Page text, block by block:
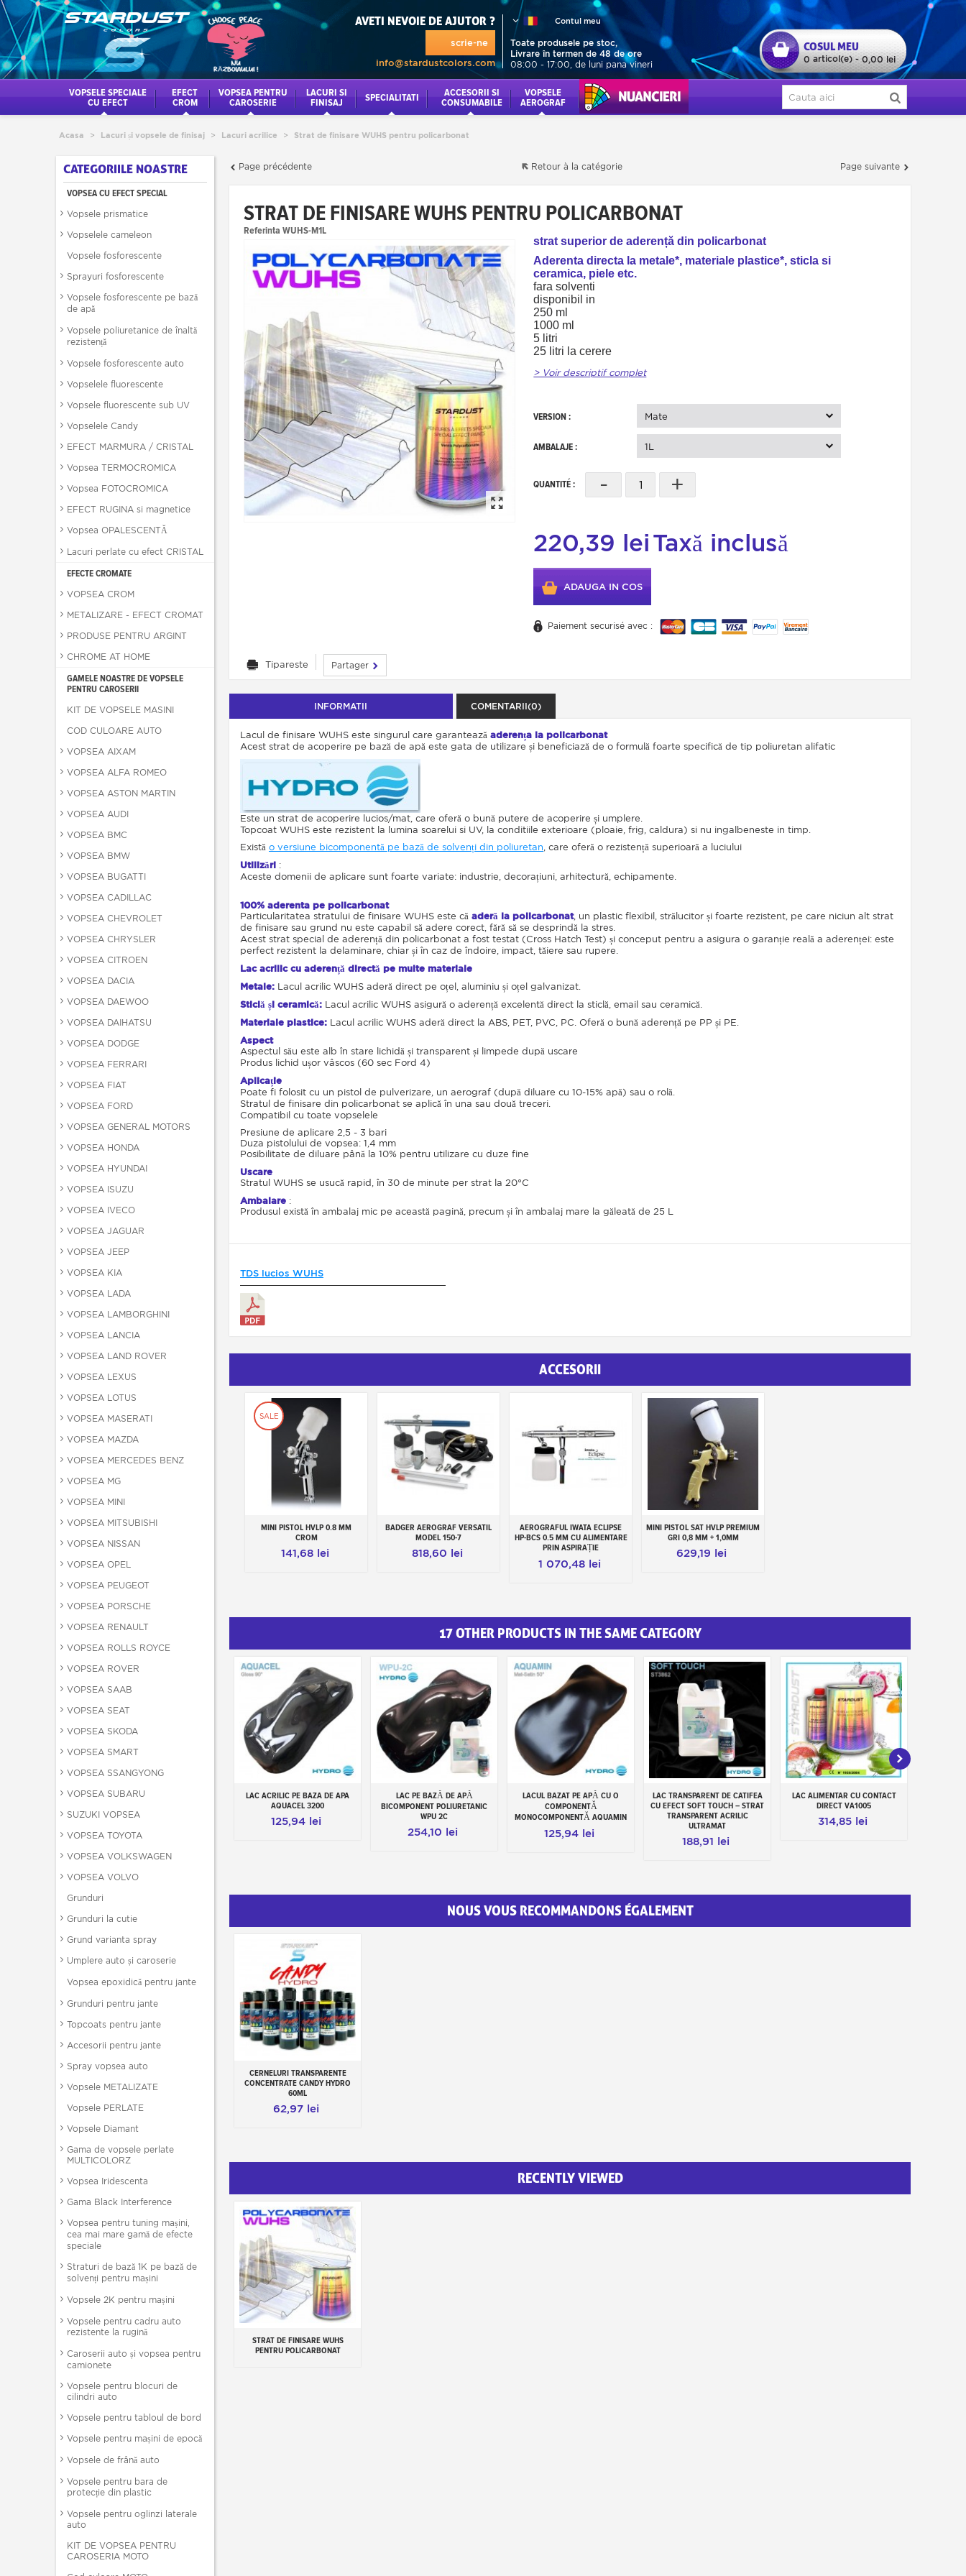
COSUL MEU
0 articol(e) - 0,00 lei
AVETI NEVOIE DE AJUTOR ?
scrie-ne
info@stardustcolors.com
Contul meu
Toate produsele pe stoc,
Livrare în termen de 48 de ore
08:00 - 17:00, de luni pana vineri
VOPSELE SPECIALE
CU EFECT
EFECT
CROM
VOPSEA PENTRU
CAROSERIE
LACURI SI
FINISAJ
SPECIALITATI
ACCESORII SI
CONSUMABILE
VOPSELE
AEROGRAF
NUANCIERI
Acasa > Lacuri și vopsele de finisaj > Lacuri acrilice > Strat de finisare WUHS pentru policarbonat
CATEGORIILE NOASTRE
VOPSEA CU EFECT SPECIAL
Vopsele prismatice
Vopselele cameleon
Vopsele fosforescente
Sprayuri fosforescente
Vopsele fosforescente pe bază
de apă
Vopsele poliuretanice de înaltă
rezistență
Vopsele fosforescente auto
Vopselele fluorescente
Vopsele fluorescente sub UV
Vopselele Candy
EFECT MARMURA / CRISTAL
Vopsea TERMOCROMICA
Vopsea FOTOCROMICA
EFECT RUGINA si magnetice
Vopsea OPALESCENTĂ
Lacuri perlate cu efect CRISTAL
EFECTE CROMATE
VOPSEA CROM
METALIZARE - EFECT CROMAT
PRODUSE PENTRU ARGINT
CHROME AT HOME
GAMELE NOASTRE DE VOPSELE
PENTRU CAROSERII
KIT DE VOPSELE MASINI
COD CULOARE AUTO
VOPSEA AIXAM
VOPSEA ALFA ROMEO
VOPSEA ASTON MARTIN
VOPSEA AUDI
VOPSEA BMC
VOPSEA BMW
VOPSEA BUGATTI
VOPSEA CADILLAC
VOPSEA CHEVROLET
VOPSEA CHRYSLER
VOPSEA CITROEN
VOPSEA DACIA
VOPSEA DAEWOO
VOPSEA DAIHATSU
VOPSEA DODGE
VOPSEA FERRARI
VOPSEA FIAT
VOPSEA FORD
VOPSEA GENERAL MOTORS
VOPSEA HONDA
VOPSEA HYUNDAI
VOPSEA ISUZU
VOPSEA IVECO
VOPSEA JAGUAR
VOPSEA JEEP
VOPSEA KIA
VOPSEA LADA
VOPSEA LAMBORGHINI
VOPSEA LANCIA
VOPSEA LAND ROVER
VOPSEA LEXUS
VOPSEA LOTUS
VOPSEA MASERATI
VOPSEA MAZDA
VOPSEA MERCEDES BENZ
VOPSEA MG
VOPSEA MINI
VOPSEA MITSUBISHI
VOPSEA NISSAN
VOPSEA OPEL
VOPSEA PEUGEOT
VOPSEA PORSCHE
VOPSEA RENAULT
VOPSEA ROLLS ROYCE
VOPSEA ROVER
VOPSEA SAAB
VOPSEA SEAT
VOPSEA SKODA
VOPSEA SMART
VOPSEA SSANGYONG
VOPSEA SUBARU
SUZUKI VOPSEA
VOPSEA TOYOTA
VOPSEA VOLKSWAGEN
VOPSEA VOLVO
Grunduri
Grunduri la cutie
Grund varianta spray
Umplere auto și caroserie
Vopsea epoxidică pentru jante
Grunduri pentru jante
Topcoats pentru jante
Accesorii pentru jante
Spray vopsea auto
Vopsele METALIZATE
Vopsele PERLATE
Vopsele Diamant
Gama de vopsele perlate
MULTICOLORZ
Vopsea Iridescenta
Gama Black Interference
Vopsea pentru tuning mașini,
cea mai mare gamă de efecte
speciale
Straturi de bază 1K pe bază de
solvenți pentru mașini
Vopsele 2K pentru mașini
Vopsele pentru cadru auto
rezistente la rugină
Caroserii auto și vopsea pentru
camionete
Vopsele pentru blocuri de
cilindri auto
Vopsele pentru tabloul de bord
Vopsele pentru mașini de epocă
Vopsele de frână auto
Vopsele pentru bara de
protecție din plastic
Vopsele pentru oglinzi laterale
auto
KIT DE VOPSEA PENTRU
CAROSERIA MOTO
Page précédente Page suivante
Retour à la catégorie
STRAT DE FINISARE WUHS PENTRU POLICARBONAT
Referinta WUHS-M1L
strat superior de aderență din policarbonat
Aderenta directa la metale*, materiale plastice*, sticla si
ceramica, piele etc.
fara solventi
disponibil in
250 ml
1000 ml
5 litri
25 litri la cerere
> Voir descriptif complet
VERSION : Mate
AMBALAJE : 1L
QUANTITÉ : - +
220,39 leiTaxă inclusă
ADAUGA IN COS
Paiement securisé avec :
Tipareste Partager
INFORMATII COMENTARII(0)
Lacul de finisare WUHS este singurul care garantează aderența la policarbonat
Acest strat de acoperire pe bază de apă este gata de utilizare și beneficiază de o formulă foarte specifică de tip poliuretan alifatic
Este un strat de acoperire lucios/mat, care oferă o bună putere de acoperire și umplere.
Topcoat WUHS este rezistent la lumina soarelui si UV, la conditiile exterioare (ploaie, frig, caldura) si nu ingalbeneste in timp.
Există o versiune bicomponentă pe bază de solvenți din poliuretan, care oferă o rezistență superioară a luciului
Utilizări :
Aceste domenii de aplicare sunt foarte variate: industrie, decorațiuni, arhitectură, echipamente.
100% aderenta pe policarbonat
Particularitatea stratului de finisare WUHS este că aderă la policarbonat, un plastic flexibil, strălucitor și foarte rezistent, pe care niciun alt strat
de finisare sau grund nu este capabil să adere corect, fără să se desprindă la stres.
Acest strat special de aderență din policarbonat a fost testat (Cross Hatch Test) și conceput pentru a asigura o garanție reală a aderenței: este
perfect rezistent la delaminare, chiar și în caz de îndoire, impact, tăiere sau rupere.
Lac acrilic cu aderență directă pe multe materiale
Metale: Lacul acrilic WUHS aderă direct pe oțel, aluminiu și oțel galvanizat.
Sticlă și ceramică: Lacul acrilic WUHS asigură o aderență excelentă direct la sticlă, email sau ceramică.
Materiale plastice: Lacul acrilic WUHS aderă direct la ABS, PET, PVC, PC. Oferă o bună aderență pe PP și PE.
Aspect
Aspectul său este alb în stare lichidă și transparent și limpede după uscare
Produs lichid ușor vâscos (60 sec Ford 4)
Aplicație
Poate fi folosit cu un pistol de pulverizare, un aerograf (după diluare cu 10-15% apă) sau o rolă.
Stratul de finisare din policarbonat se aplică în una sau două treceri.
Compatibil cu toate vopselele
Presiune de aplicare 2,5 - 3 bari
Duza pistolului de vopsea: 1,4 mm
Posibilitate de diluare până la 10% pentru utilizare cu duze fine
Uscare
Stratul WUHS se usucă rapid, în 30 de minute per strat la 20°C
Ambalare :
Produsul există în ambalaj mic pe această pagină, precum și în ambalaj mare la găleată de 25 L
TDS lucios WUHS
ACCESORII
SALE
Adauga in cos
MINI PISTOL HVLP 0.8 MM
CROM
141,68 lei
Adauga in cos
BADGER AEROGRAF VERSATIL
MODEL 150-7
818,60 lei
Adauga in cos
AEROGRAFUL IWATA ECLIPSE
HP-BCS 0.5 MM CU ALIMENTARE
PRIN ASPIRAȚIE
1 070,48 lei
Adauga in cos
MINI PISTOL SAT HVLP PREMIUM
GRI 0,8 MM + 1,0MM
629,19 lei
17 OTHER PRODUCTS IN THE SAME CATEGORY
Add to cart
LAC ACRILIC PE BAZA DE APA
AQUACEL 3200
125,94 lei
Add to cart
LAC PE BAZĂ DE APĂ
BICOMPONENT POLIURETANIC
WPU 2C
254,10 lei
Add to cart
LACUL BAZAT PE APĂ CU O
COMPONENTĂ
MONOCOMPONENTĂ AQUAMIN
125,94 lei
Add to cart
LAC TRANSPARENT DE CATIFEA
CU EFECT SOFT TOUCH – STRAT
TRANSPARENT ACRILIC
ULTRAMAT
188,91 lei
Add to cart
LAC ALIMENTAR CU CONTACT
DIRECT VA1005
314,85 lei
NOUS VOUS RECOMMANDONS ÉGALEMENT
Add to cart
CERNELURI TRANSPARENTE
CONCENTRATE CANDY HYDRO
60ML
62,97 lei
RECENTLY VIEWED
Add to cart
STRAT DE FINISARE WUHS
PENTRU POLICARBONAT